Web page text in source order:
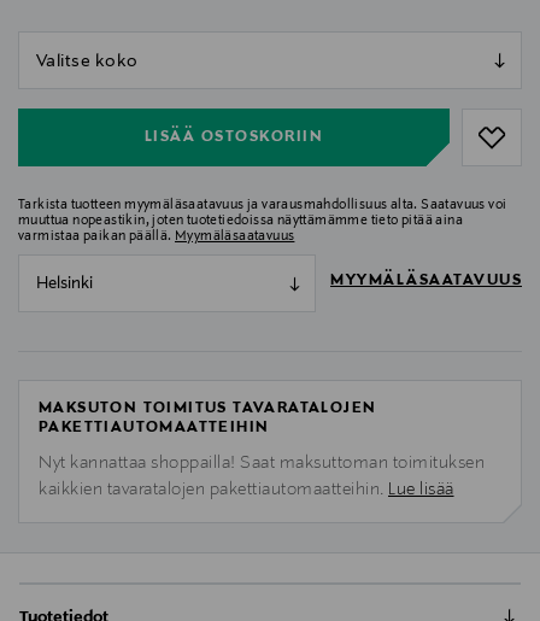
LISÄÄ OSTOSKORIIN
Tarkista tuotteen myymäläsaatavuus ja varausmahdollisuus alta. Saatavuus voi
muuttua nopeastikin, joten tuotetiedoissa näyttämämme tieto pitää aina
varmistaa paikan päällä. Myymäläsaatavuus
Helsinki MYYMÄLÄSAATAVUUS
MAKSUTON TOIMITUS TAVARATALOJEN
PAKETTIAUTOMAATTEIHIN
Nyt kannattaa shoppailla! Saat maksuttoman toimituksen
kaikkien tavaratalojen pakettiautomaatteihin. Lue lisää